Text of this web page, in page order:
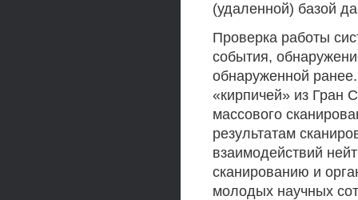
(удаленной) базой
Проверка работы
события,
обнаруженной
«кирпичей» из Гран
массового
результатам
взаимодействий
сканированию и
молодых научных